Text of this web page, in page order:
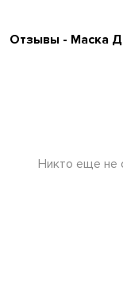
Отзывы - Маска
Никто еще не